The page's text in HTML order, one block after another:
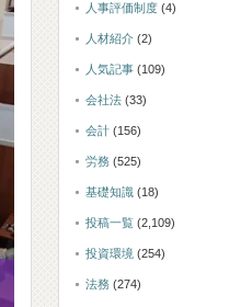
人事評価制度 (4)
人材紹介 (2)
人気記事 (109)
会社法 (33)
会計 (156)
労務 (525)
基礎知識 (18)
投稿一覧 (2,109)
投資環境 (254)
法務 (274)